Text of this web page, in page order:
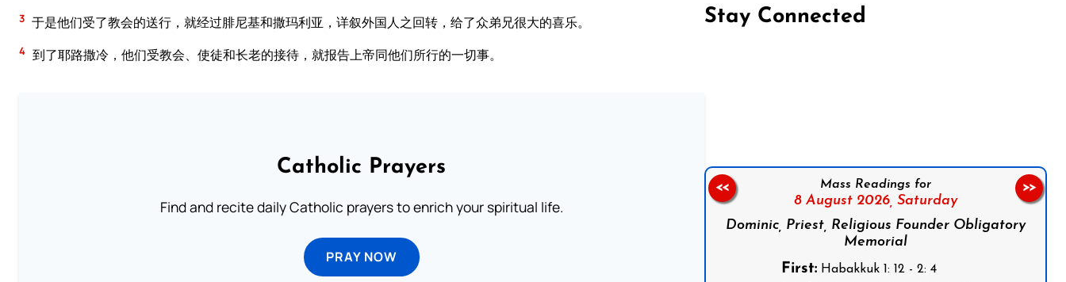
3 于是他们受了教会的送行，就经过腓尼基和撒玛利亚，详叙外国人之回转，给了众弟兄很大的喜乐。
4 到了耶路撒冷，他们受教会、使徒和长老的接待，就报告上帝同他们所行的一切事。
Catholic Prayers
Find and recite daily Catholic prayers to enrich your spiritual life.
PRAY NOW
Stay Connected
Mass Readings for
8 August 2026, Saturday
Dominic, Priest, Religious Founder Obligatory
Memorial
First: Habakkuk 1: 12 - 2: 4
<< >>